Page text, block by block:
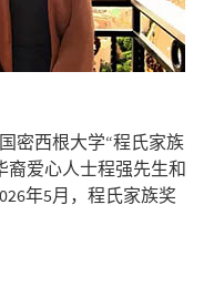
密西根大学“程氏家族
爱心人士程强先生和
年5月，程氏家族奖